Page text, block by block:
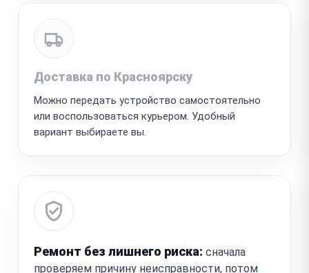
Доставка по Красноярску
Можно передать устройство самостоятельно
или воспользоваться курьером. Удобный
вариант выбираете вы.
Ремонт без лишнего риска: сначала
проверяем причину неисправности, потом